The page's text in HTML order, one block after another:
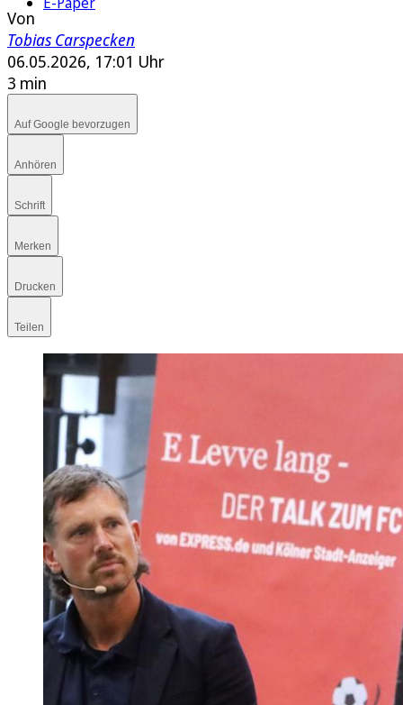
Von
Tobias Carspecken
06.05.2026, 17:01 Uhr
3 min
Auf Google bevorzugen
Anhören
Schrift
Merken
Drucken
Teilen